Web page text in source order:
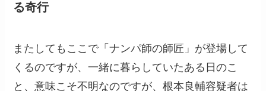
る奇行
またしてもここで「ナンパ師の師匠」が登場して
くるのですが、一緒に暮らしていたある日のこ
と、意味こそ不明なのですが、根本良輔容疑者は